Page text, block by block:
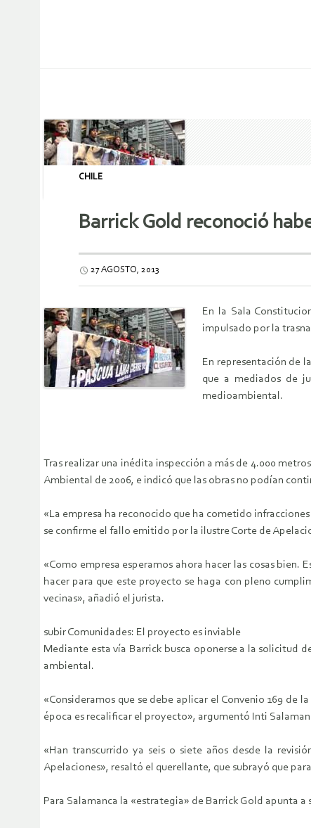
CHILE
Barrick Gold reconoció
27 AGOSTO, 2013
En la Sala
impulsado por la
En representación de
que a mediados de
medioambiental.
Tras realizar una inédita inspección a más de 4.000
Ambiental de 2006, e indicó que las obras no podían
«La empresa ha reconocido que ha cometido
se confirme el fallo emitido por la ilustre Corte de
«Como empresa esperamos ahora hacer las cosas
hacer para que este proyecto se haga con pleno
vecinas», añadió el jurista.
subir Comunidades: El proyecto es inviable
Mediante esta vía Barrick busca oponerse a la solicitud
ambiental.
«Consideramos que se debe aplicar el Convenio 169 de
época es recalificar el proyecto», argumentó Inti
«Han transcurrido ya seis o siete años desde la
Apelaciones», resaltó el querellante, que subrayó que
Para Salamanca la «estrategia» de Barrick Gold apunta